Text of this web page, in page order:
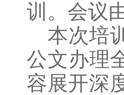
训。会议
本次培
公文办理
容展开深